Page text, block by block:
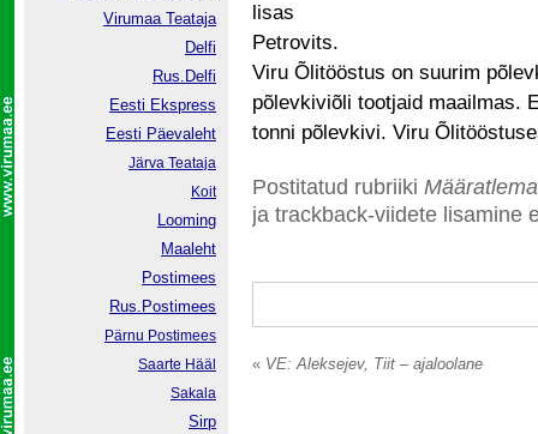
lisas
Petrovits.
Viru Õlitööstus on suurim
põlevkiviõli tootjaid maailmas.
tonni põlevkivi. Viru
Postitatud rubriiki
ja trackback-viidete lisamine
« VE: Aleksejev, Tiit – ajaloolane
Virumaa Teataja
Delfi
Rus.Delfi
Eesti Ekspress
Eesti Päevaleht
Järva Teataja
Koit
Looming
Maaleht
Postimees
Rus.Postimees
Pärnu Postimees
Saarte Hääl
Sakala
Sirp